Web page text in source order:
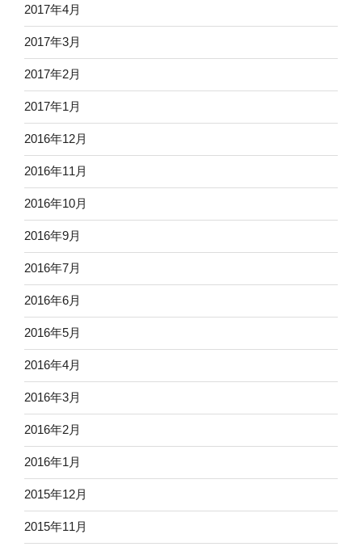
2017年4月
2017年3月
2017年2月
2017年1月
2016年12月
2016年11月
2016年10月
2016年9月
2016年7月
2016年6月
2016年5月
2016年4月
2016年3月
2016年2月
2016年1月
2015年12月
2015年11月